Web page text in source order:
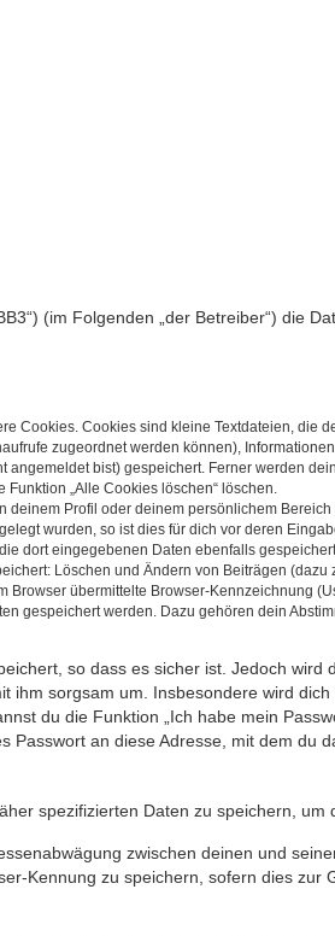
(im Folgenden „der Betreiber“) die
Cookies. Cookies sind kleine Textdateien,
zugeordnet werden können),
bist) gespeichert. Ferner werden
„Alle Cookies löschen“ löschen.
Profil oder deinem persönlichem
wurden, so ist dies für dich vor deren
dort eingegebenen Daten ebenfalls
Löschen und Ändern von Beiträgen
übermittelte Browser-Kennzeichnung
gespeichert werden. Dazu gehören dein
so dass es sicher ist. Jedoch
sorgsam um. Insbesondere wird
du die Funktion „Ich habe mein
an diese Adresse, mit dem du
spezifizierten Daten zu speichern,
zwischen deinen und
Kennung zu speichern, sofern dies